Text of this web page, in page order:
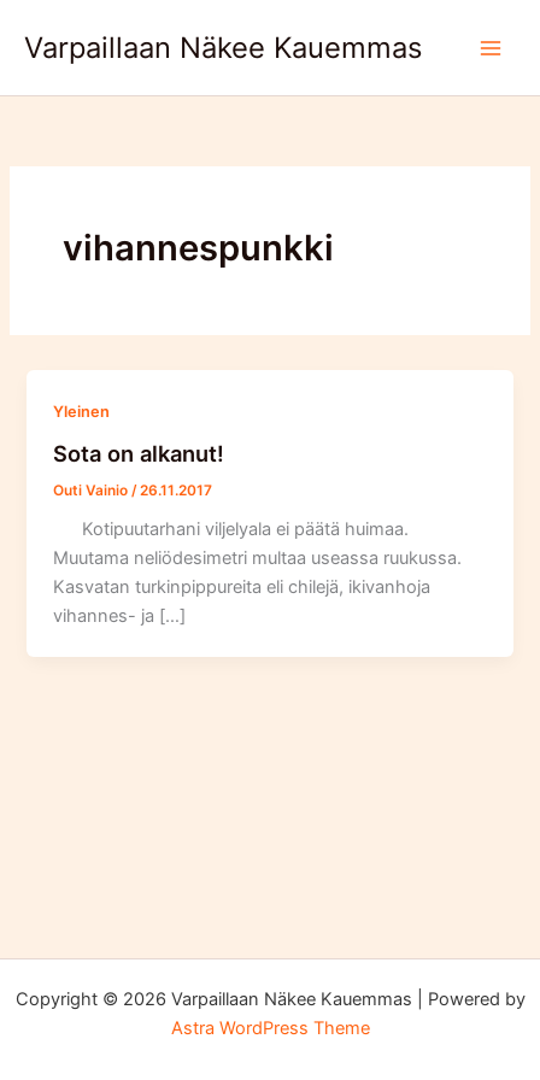
Varpaillaan Näkee Kauemmas
vihannespunkki
Yleinen
Sota on alkanut!
Outi Vainio /26.11.2017
Kotipuutarhani viljelyala ei päätä huimaa.
Muutama neliödesimetri multaa useassa ruukussa.
Kasvatan turkinpippureita eli chilejä, ikivanhoja
vihannes- ja […]
Copyright © 2026 Varpaillaan Näkee Kauemmas | Powered by
Astra WordPress Theme